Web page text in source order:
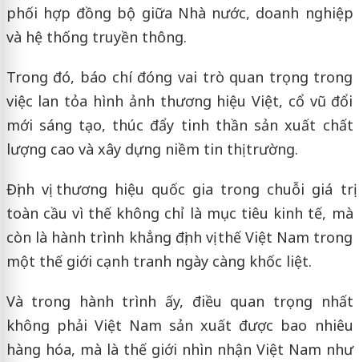
phối hợp đồng bộ giữa Nhà nước, doanh nghiệp
và hệ thống truyền thông.
Trong đó, báo chí đóng vai trò quan trọng trong
việc lan tỏa hình ảnh thương hiệu Việt, cổ vũ đổi
mới sáng tạo, thúc đẩy tinh thần sản xuất chất
lượng cao và xây dựng niềm tin thị trường.
Định vị thương hiệu quốc gia trong chuỗi giá trị
toàn cầu vì thế không chỉ là mục tiêu kinh tế, mà
còn là hành trình khẳng định vị thế Việt Nam trong
một thế giới cạnh tranh ngày càng khốc liệt.
Và trong hành trình ấy, điều quan trọng nhất
không phải Việt Nam sản xuất được bao nhiêu
hàng hóa, mà là thế giới nhìn nhận Việt Nam như